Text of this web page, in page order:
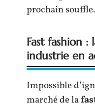
prochain souffle.
Fast fashion :
industrie en
Impossible
marché de la